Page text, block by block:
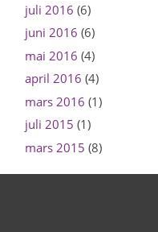
juli 2016 (6)
juni 2016 (6)
mai 2016 (4)
april 2016 (4)
mars 2016 (1)
juli 2015 (1)
mars 2015 (8)